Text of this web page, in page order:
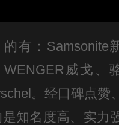
有：Samsonite
威戈、
。经口碑点赞
知名度高、实力